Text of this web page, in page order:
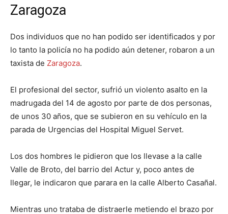
Zaragoza
Dos individuos que no han podido ser identificados y por
lo tanto la policía no ha podido aún detener, robaron a un
taxista de Zaragoza.
El profesional del sector, sufrió un violento asalto en la
madrugada del 14 de agosto por parte de dos personas,
de unos 30 años, que se subieron en su vehículo en la
parada de Urgencias del Hospital Miguel Servet.
Los dos hombres le pidieron que los llevase a la calle
Valle de Broto, del barrio del Actur y, poco antes de
llegar, le indicaron que parara en la calle Alberto Casañal.
Mientras uno trataba de distraerle metiendo el brazo por